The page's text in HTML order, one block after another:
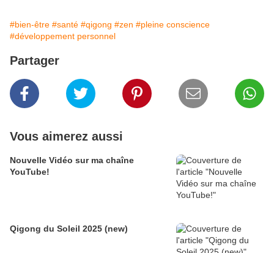
#bien-être #santé #qigong #zen #pleine conscience
#développement personnel
Partager
Vous aimerez aussi
Nouvelle Vidéo sur ma chaîne
YouTube!
Qigong du Soleil 2025 (new)